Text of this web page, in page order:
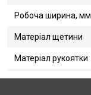
Робоча ширина, мм
Матеріал щетини
Матеріал рукоятки